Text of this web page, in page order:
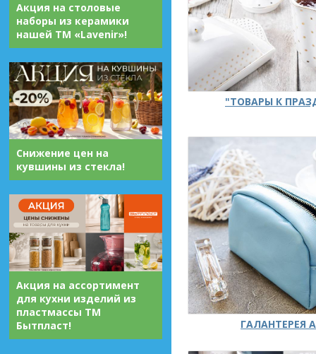
Акция на столовые
наборы из керамики
нашей ТМ «Lavenir»!
Снижение цен на
кувшины из стекла!
Акция на ассортимент
для кухни изделий из
пластмассы ТМ
Бытпласт!
"ТОВАРЫ К
ГАЛАНТЕРЕЯ